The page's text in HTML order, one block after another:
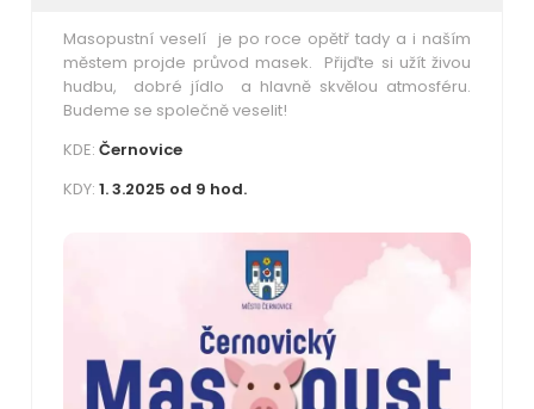
Masopustní veselí je po roce opětř tady a i naším
městem projde průvod masek. Přijďte si užít živou
hudbu, dobré jídlo a hlavně skvělou atmosféru.
Budeme se společně veselit!
KDE: Černovice
KDY: 1. 3.2025 od 9 hod.